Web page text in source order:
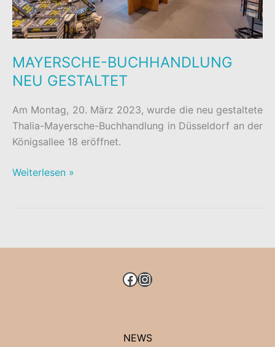
MAYERSCHE-BUCHHANDLUNG
NEU GESTALTET
Am Montag, 20. März 2023, wurde die neu gestaltete
Thalia-Mayersche-Buchhandlung in Düsseldorf an der
Königsallee 18 eröffnet.
MAYERSCHE-
Weiterlesen »
FACEBOOK
INSTAGRAM
NEWS